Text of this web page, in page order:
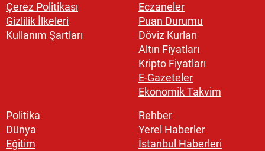
Çerez Politikası
Gizlilik İlkeleri
Kullanım Şartları
Eczaneler
Puan Durumu
Döviz Kurları
Altın Fiyatları
Kripto Fiyatları
E-Gazeteler
Ekonomik Takvim
Politika
Dünya
Eğitim
Rehber
Yerel Haberler
İstanbul Haberleri